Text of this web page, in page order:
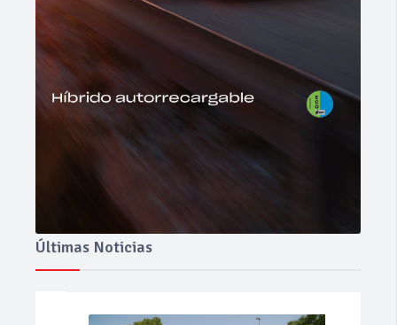
Últimas Noticias